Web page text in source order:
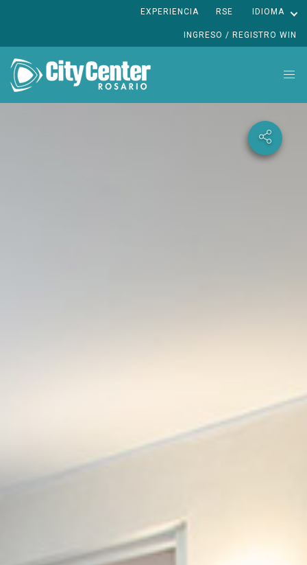
EXPERIENCIA RSE IDIOMA
INGRESO / REGISTRO WIN